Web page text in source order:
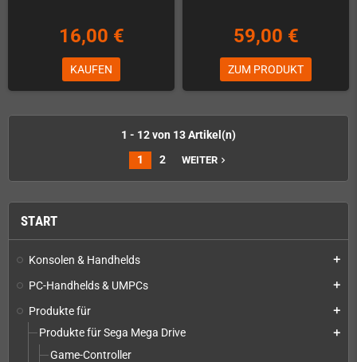
START
Konsolen & Handhelds add
PC-Handhelds & UMPCs add
Produkte für add
Produkte für Sega Mega Drive add
Game-Controller
16,00 €
KAUFEN
59,00 €
ZUM PRODUKT
1 - 12 von 13 Artikel(n)
1
2 WEITERnavigate_next